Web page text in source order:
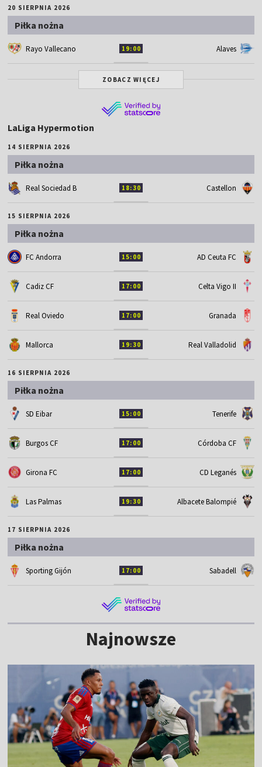
20 SIERPNIA 2026
Piłka nożna
Rayo Vallecano 19:00 Alaves
ZOBACZ WIĘCEJ
LaLiga Hypermotion
14 SIERPNIA 2026
Piłka nożna
Real Sociedad B 18:30 Castellon
15 SIERPNIA 2026
Piłka nożna
FC Andorra 15:00 AD Ceuta FC
Cadiz CF 17:00 Celta Vigo II
Real Oviedo 17:00 Granada
Mallorca 19:30 Real Valladolid
16 SIERPNIA 2026
Piłka nożna
SD Eibar 15:00 Tenerife
Burgos CF 17:00 Córdoba CF
Girona FC 17:00 CD Leganés
Las Palmas 19:30 Albacete Balompié
17 SIERPNIA 2026
Piłka nożna
Sporting Gijón 17:00 Sabadell
Najnowsze